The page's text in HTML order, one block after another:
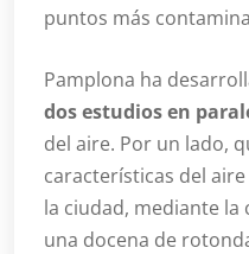
puntos más
Pamplona ha
dos estudios en
del aire. Por un lado,
características del
la ciudad, mediante la
una docena de